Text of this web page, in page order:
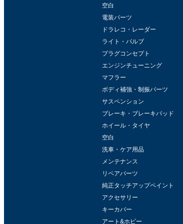
空白
電装パーツ
ドラレコ・レーダー
ライト・バルブ
プラグコンセプト
エンジンチューニング
マフラー
ボディ補強・制振パーツ
サスペンション
ブレーキ・ブレーキパッド
ホイール・タイヤ
空白
洗車・ケア用品
メンテナンス
リペアパーツ
純正タッチアップペイント
アクセサリー
キーカバー
アート&ホビー